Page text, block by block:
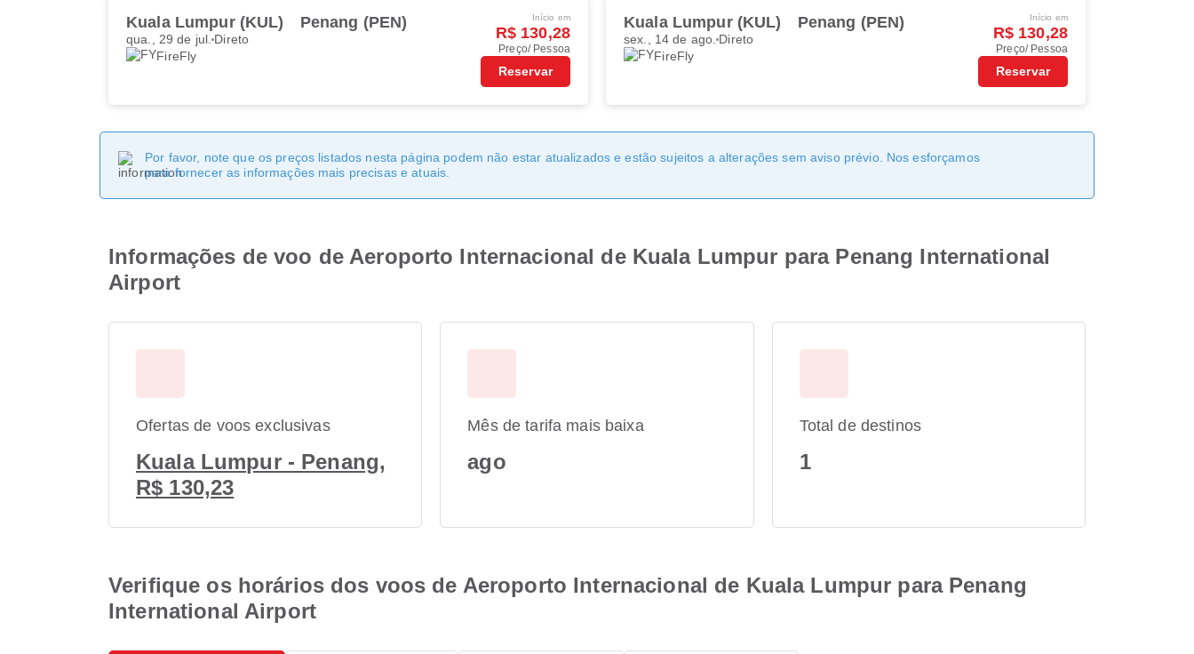
Kuala Lumpur (KUL) Penang (PEN)
qua., 29 de jul. Direto
FireFly
Início em
R$ 130,28
Preço/ Pessoa
Reservar
Kuala Lumpur (KUL) Penang (PEN)
sex., 14 de ago. Direto
FireFly
Início em
R$ 130,28
Preço/ Pessoa
Reservar
Por favor, note que os preços listados nesta página podem não estar atualizados e estão sujeitos a alterações sem aviso prévio. Nos esforçamos
para fornecer as informações mais precisas e atuais.
Informações de voo de Aeroporto Internacional de Kuala Lumpur para Penang International
Airport
Ofertas de voos exclusivas
Kuala Lumpur - Penang,
R$ 130,23
Mês de tarifa mais baixa
ago
Total de destinos
1
Verifique os horários dos voos de Aeroporto Internacional de Kuala Lumpur para Penang
International Airport